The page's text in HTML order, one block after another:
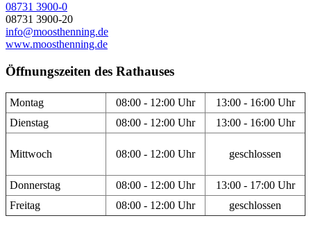
08731 3900-0
08731 3900-20
info@moosthenning.de
www.moosthenning.de
Öffnungszeiten des Rathauses
Montag 08:00 - 12:00 Uhr
13:00 - 16:00 Uhr
Dienstag
08:00 - 12:00 Uhr 13:00 - 16:00 Uhr
Mittwoch 08:00 - 12:00 Uhr geschlossen
Donnerstag 08:00 - 12:00 Uhr
13:00 - 17:00 Uhr
Freitag
08:00 - 12:00 Uhr geschlossen